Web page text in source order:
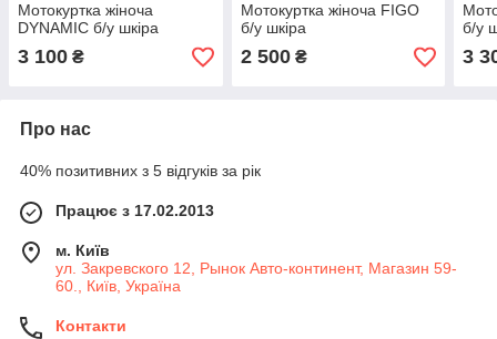
Мотокуртка жіноча
DYNAMIC б/у шкіра
3 100 ₴
Мотокуртка жіноча FIGO
б/у шкіра
2 500₴
б/у
3
Про нас
40% позитивних з 5 відгуків за рік
Працює з 17.02.2013
м. Київ
ул. Закревского 12, Рынок Авто-континент, Магазин 59-
60., Київ, Україна
Контакти